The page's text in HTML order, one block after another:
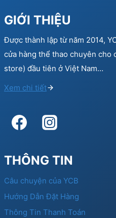
GIỚI THIỆU
Được thành lập từ năm 2014,
cửa hàng thể thao chuyên cho
store) đầu tiên ở Việt Nam…
Xem chi tiết
THÔNG TIN
Câu chuyện của YCB
Hướng Dẫn Đặt Hàng
Thông Tin Thanh Toán